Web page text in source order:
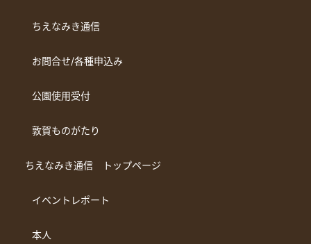
ちえなみき通信
お問合せ/各種申込み
公園使用受付
敦賀ものがたり
ちえなみき通信 トップページ
イベントレポート
本人